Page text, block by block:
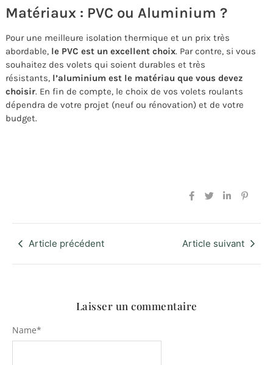
Matériaux : PVC ou Aluminium ?
Pour une meilleure isolation thermique et un prix très
abordable, le PVC est un excellent choix. Par contre, si vous
souhaitez des volets qui soient durables et très
résistants, l’aluminium est le matériau que vous devez
choisir. En fin de compte, le choix de vos volets roulants
dépendra de votre projet (neuf ou rénovation) et de votre
budget.
Article précédent Article suivant
Laisser un commentaire
Name*